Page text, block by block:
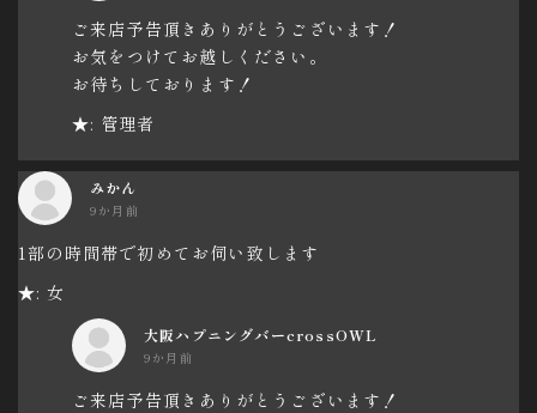
ご来店予告頂きありがとうございます！
お気をつけてお越しください。
お待ちしております！
★: 管理者
みかん
9か月前
1部の時間帯で初めてお伺い致します
★: 女
大阪ハプニングバーcrossOWL
9か月前
ご来店予告頂きありがとうございます！